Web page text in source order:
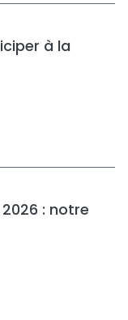
à la
: notre